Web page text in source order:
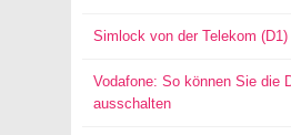
Simlock von der Telekom
Vodafone: So können Sie die
ausschalten